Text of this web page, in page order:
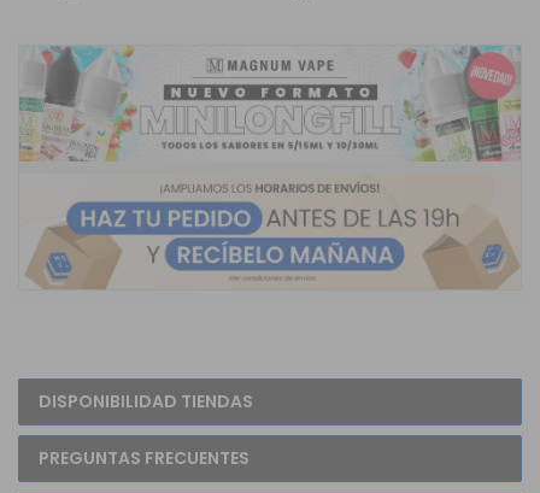
DISPONIBILIDAD TIENDAS
PREGUNTAS FRECUENTES